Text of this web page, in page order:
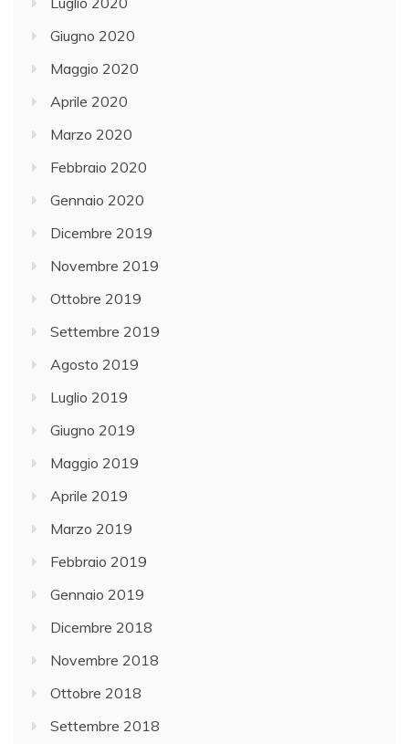
Giugno 2020
Maggio 2020
Aprile 2020
Marzo 2020
Febbraio 2020
Gennaio 2020
Dicembre 2019
Novembre 2019
Ottobre 2019
Settembre 2019
Agosto 2019
Luglio 2019
Giugno 2019
Maggio 2019
Aprile 2019
Marzo 2019
Febbraio 2019
Gennaio 2019
Dicembre 2018
Novembre 2018
Ottobre 2018
Settembre 2018